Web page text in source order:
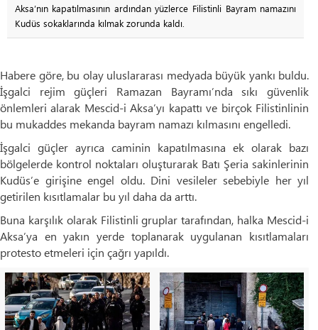
Aksa’nın kapatılmasının ardından yüzlerce Filistinli Bayram namazını
Kudüs sokaklarında kılmak zorunda kaldı.
Habere göre, bu olay uluslararası medyada büyük yankı buldu.
İşgalci rejim güçleri Ramazan Bayramı’nda sıkı güvenlik
önlemleri alarak Mescid-i Aksa’yı kapattı ve birçok Filistinlinin
bu mukaddes mekanda bayram namazı kılmasını engelledi.
İşgalci güçler ayrıca caminin kapatılmasına ek olarak bazı
bölgelerde kontrol noktaları oluşturarak Batı Şeria sakinlerinin
Kudüs’e girişine engel oldu. Dini vesileler sebebiyle her yıl
getirilen kısıtlamalar bu yıl daha da arttı.
Buna karşılık olarak Filistinli gruplar tarafından, halka Mescid-i
Aksa’ya en yakın yerde toplanarak uygulanan kısıtlamaları
protesto etmeleri için çağrı yapıldı.